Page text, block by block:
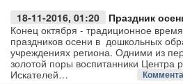
Бизнес
Общество
18-11-2016, 01:20
Праздник
Конец октября - традиционное
праздников осени в дошкольных
учреждениях региона. Одними из
золотой поры воспитанники Центра
Искателей…